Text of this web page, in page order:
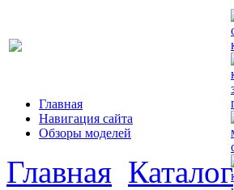
Главная
Навигация сайта
Обзоры моделей
Главная Каталог